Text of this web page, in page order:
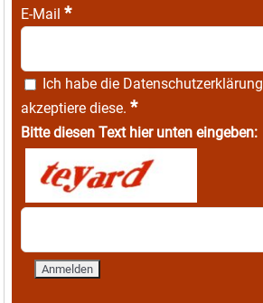
E-Mail *
Ich habe die Datenschutzerklärung
akzeptiere diese. *
Bitte diesen Text hier unten eingeben: